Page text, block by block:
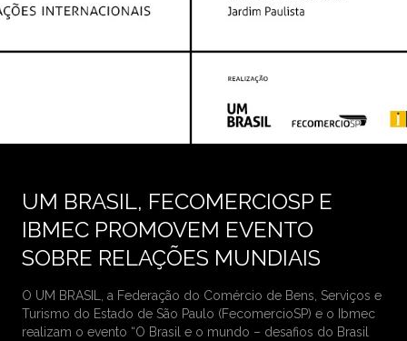
UM BRASIL, FECOMERCIOSP E
IBMEC PROMOVEM EVENTO
SOBRE RELAÇÕES MUNDIAIS
O UM BRASIL, a Federação do Comércio de Bens, Serviços e
Turismo do Estado de São Paulo (FecomercioSP) e o Ibmec
realizam o evento “O Brasil e o mundo – desafios do Brasil